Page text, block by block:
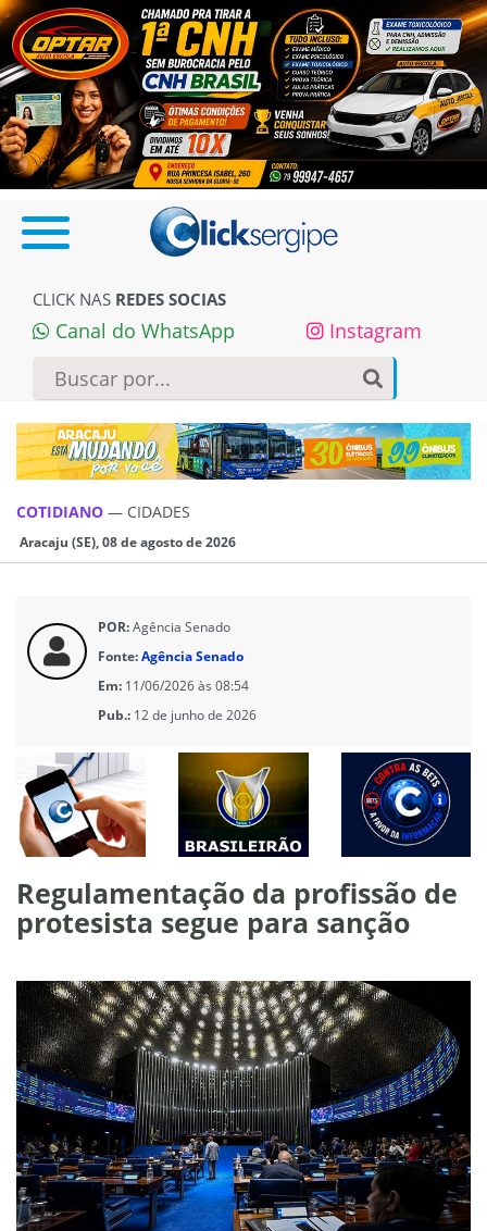
CLICK NAS REDES SOCIAS
Canal do WhatsApp Instagram
COTIDIANO — CIDADES
Aracaju (SE), 08 de agosto de 2026
POR:Agência Senado
Fonte:Agência Senado
Em: 11/06/2026 às 08:54
Pub.: 12 de junho de 2026
Regulamentação da profissão de
protesista segue para sanção